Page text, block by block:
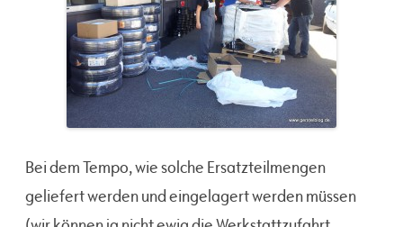
Bei dem Tempo, wie solche Ersatzteilmengen
geliefert werden und eingelagert werden müssen